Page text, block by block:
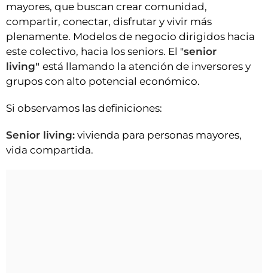
mayores, que buscan crear comunidad,
compartir, conectar, disfrutar y vivir más
plenamente. Modelos de negocio dirigidos hacia
este colectivo, hacia los seniors. El "senior
living" está llamando la atención de inversores y
grupos con alto potencial económico.
Si observamos las definiciones:
Senior living: vivienda para personas mayores,
vida compartida.